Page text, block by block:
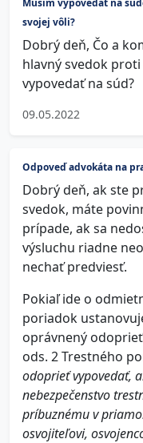
Musím vypovedať na
svojej vôli?
Dobrý deň, Čo a
hlavný svedok
vypovedať na súd?
09.05.2022
Odpoveď advokáta na
Dobrý deň, ak ste
svedok, máte
prípade, ak sa
výsluchu riadne
nechať predviesť.
Pokiaľ ide o
poriadok
oprávnený
ods. 2 Trestného
odoprieť vypovedať,
nebezpečenstvo
príbuznému v
osvojiteľovi,